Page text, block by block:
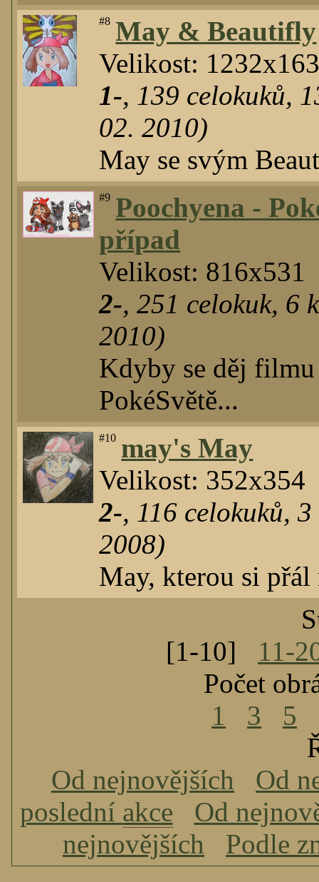
#8 May & Beautifly
Velikost:
1-, 139 celokuků,
02. 2010)
May se svým
#9 Poochyena -
případ
Velikost: 816x531
2-,251 celokuk, 6
2010)
Kdyby se děj
PokéSvětě...
#10 may's May
Velikost: 352x354
2-, 116 celokuků,3
2008)
May, kterou si
[1-10] 11-
Počet
1
3 5
Od nejnovějších
Od
poslední akce
Od
nejnovějších
Podle